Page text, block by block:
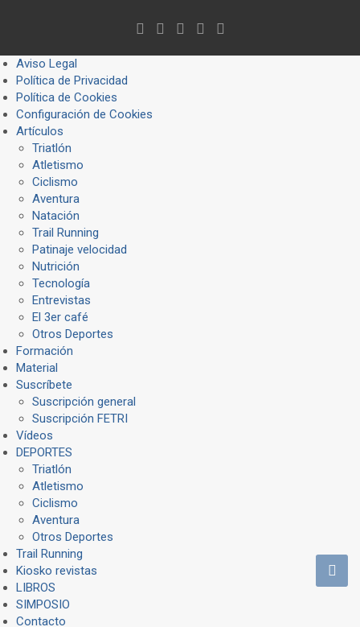
Aviso Legal
Política de Privacidad
Política de Cookies
Configuración de Cookies
Artículos
Triatlón
Atletismo
Ciclismo
Aventura
Natación
Trail Running
Patinaje velocidad
Nutrición
Tecnología
Entrevistas
El 3er café
Otros Deportes
Formación
Material
Suscríbete
Suscripción general
Suscripción FETRI
Vídeos
DEPORTES
Triatlón
Atletismo
Ciclismo
Aventura
Otros Deportes
Trail Running
Kiosko revistas
LIBROS
SIMPOSIO
Contacto